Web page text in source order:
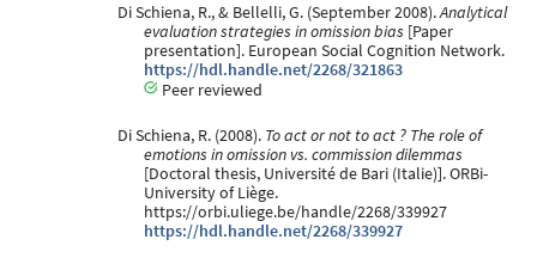
Di Schiena, R., & Bellelli, G. (September 2008).Analytical
evaluation strategies in omission bias [Paper
presentation]. European Social Cognition Network.
https://hdl.handle.net/2268/321863
Peer reviewed
Di Schiena, R. (2008). To act or not to act ? The role of
emotions in omission vs. commission dilemmas
[Doctoral thesis, Université de Bari (Italie)]. ORBi-
University of Liège.
https://orbi.uliege.be/handle/2268/339927
https://hdl.handle.net/2268/339927